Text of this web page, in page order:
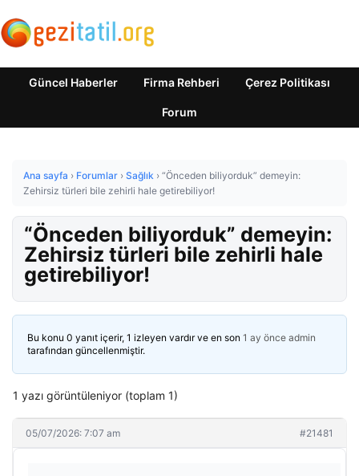
Güncel Haberler Firma Rehberi Çerez Politikası
Forum
Ana sayfa › Forumlar › Sağlık › “Önceden biliyorduk” demeyin:
Zehirsiz türleri bile zehirli hale getirebiliyor!
“Önceden biliyorduk” demeyin:
Zehirsiz türleri bile zehirli hale
getirebiliyor!
Bu konu 0 yanıt içerir, 1 izleyen vardır ve en son 1 ay önce admin
tarafından güncellenmiştir.
1 yazı görüntüleniyor (toplam 1)
05/07/2026: 7:07 am #21481